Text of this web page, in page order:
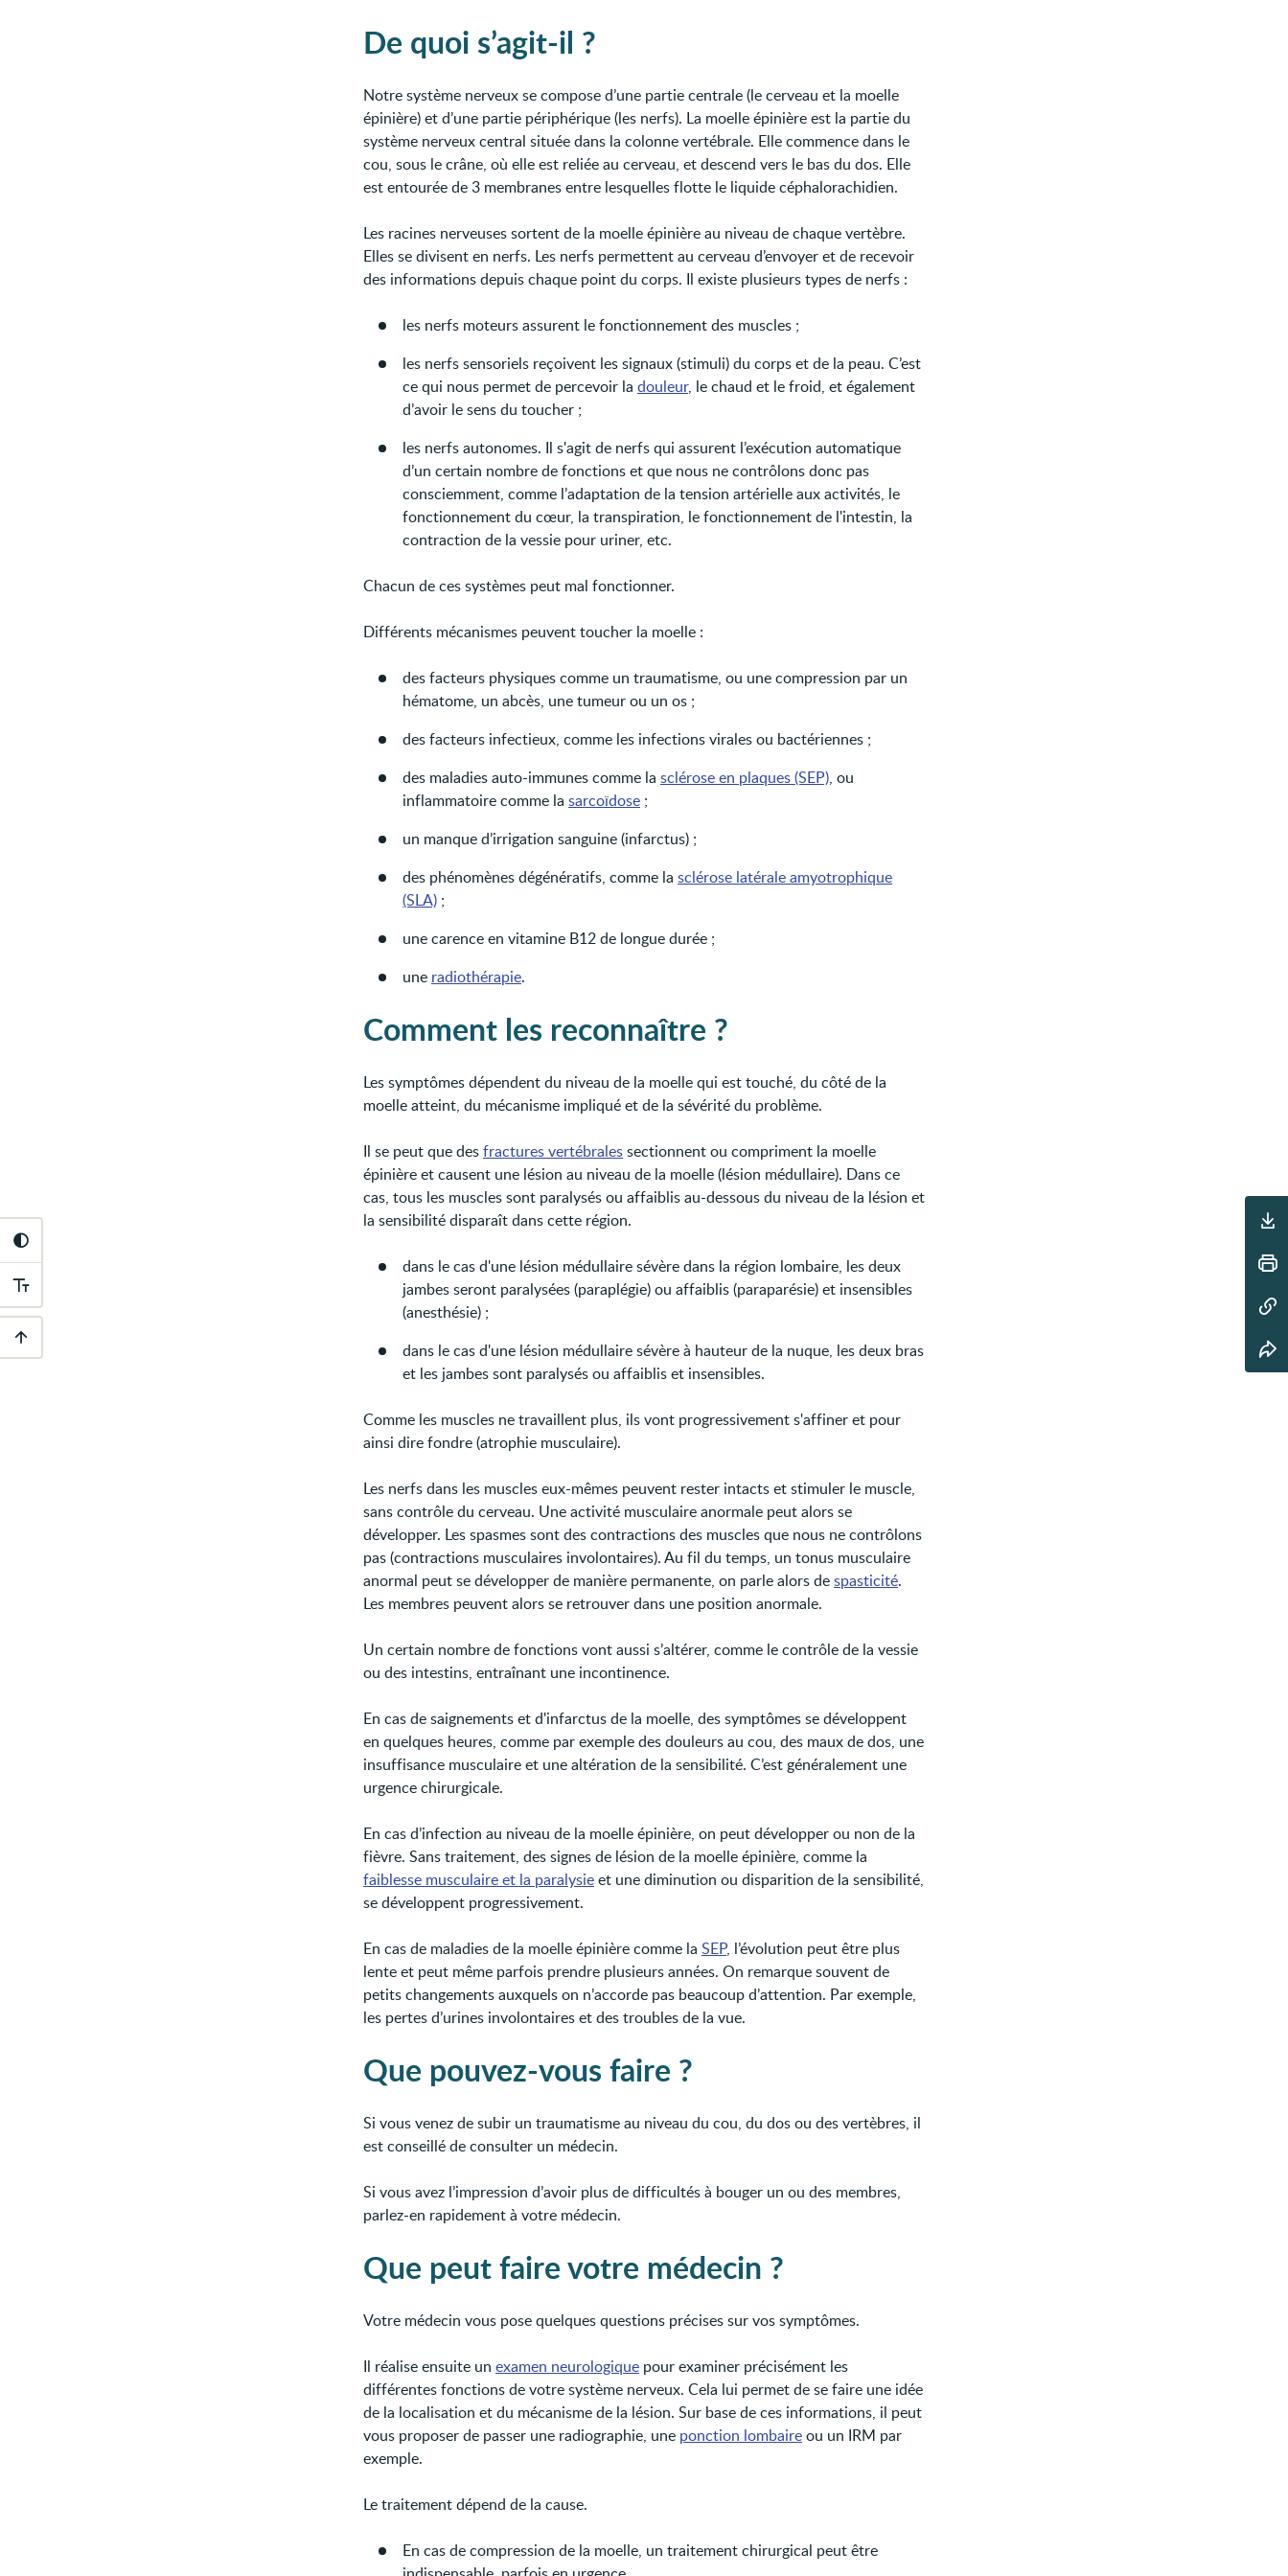
Outils
d'accessibilité
Descendre
Outils
De quoi s’agit-il ?
Notre système nerveux se compose d’une partie centrale (le cerveau et la moelle
épinière) et d’une partie périphérique (les nerfs). La moelle épinière est la partie du
système nerveux central située dans la colonne vertébrale. Elle commence dans le
cou, sous le crâne, où elle est reliée au cerveau, et descend vers le bas du dos. Elle
est entourée de 3 membranes entre lesquelles flotte le liquide céphalorachidien.
Les racines nerveuses sortent de la moelle épinière au niveau de chaque vertèbre.
Elles se divisent en nerfs. Les nerfs permettent au cerveau d’envoyer et de recevoir
des informations depuis chaque point du corps. Il existe plusieurs types de nerfs :
les nerfs moteurs assurent le fonctionnement des muscles ;
les nerfs sensoriels reçoivent les signaux (stimuli) du corps et de la peau. C’est
ce qui nous permet de percevoir la douleur, le chaud et le froid, et également
d’avoir le sens du toucher ;
les nerfs autonomes. Il s'agit de nerfs qui assurent l’exécution automatique
d’un certain nombre de fonctions et que nous ne contrôlons donc pas
consciemment, comme l’adaptation de la tension artérielle aux activités, le
fonctionnement du cœur, la transpiration, le fonctionnement de l'intestin, la
contraction de la vessie pour uriner, etc.
Chacun de ces systèmes peut mal fonctionner.
Différents mécanismes peuvent toucher la moelle :
des facteurs physiques comme un traumatisme, ou une compression par un
hématome, un abcès, une tumeur ou un os ;
des facteurs infectieux, comme les infections virales ou bactériennes ;
des maladies auto-immunes comme la sclérose en plaques (SEP), ou
inflammatoire comme la sarcoïdose ;
un manque d’irrigation sanguine (infarctus) ;
des phénomènes dégénératifs, comme la sclérose latérale amyotrophique
(SLA) ;
une carence en vitamine B12 de longue durée ;
une radiothérapie.
Comment les reconnaître ?
Les symptômes dépendent du niveau de la moelle qui est touché, du côté de la
moelle atteint, du mécanisme impliqué et de la sévérité du problème.
Il se peut que desfractures vertébralessectionnent ou compriment la moelle
épinière et causent une lésion au niveau de la moelle (lésion médullaire). Dans ce
cas, tous les muscles sont paralysés ou affaiblis au-dessous du niveau de la lésion et
la sensibilité disparaît dans cette région.
dans le cas d'une lésion médullaire sévère dans la région lombaire, les deux
jambes seront paralysées (paraplégie) ou affaiblis (paraparésie) et insensibles
(anesthésie) ;
dans le cas d'une lésion médullaire sévère à hauteur de la nuque, les deux bras
et les jambes sont paralysés ou affaiblis et insensibles.
Comme les muscles ne travaillent plus, ils vont progressivement s'affiner et pour
ainsi dire fondre (atrophie musculaire).
Les nerfs dans les muscles eux-mêmes peuvent rester intacts et stimuler le muscle,
sans contrôle du cerveau. Une activité musculaire anormale peut alors se
développer. Les spasmes sont des contractions des muscles que nous ne contrôlons
pas (contractions musculaires involontaires). Au fil du temps, un tonus musculaire
anormal peut se développer de manière permanente, on parle alors despasticité.
Les membres peuvent alors se retrouver dans une position anormale.
Un certain nombre de fonctions vont aussi s’altérer, comme le contrôle de la vessie
ou des intestins, entraînant une incontinence.
En cas de saignements et d'infarctus de la moelle, des symptômes se développent
en quelques heures, comme par exemple des douleurs au cou, des maux de dos, une
insuffisance musculaire et une altération de la sensibilité. C’est généralement une
urgence chirurgicale.
En cas d’infection au niveau de la moelle épinière, on peut développer ou non de la
fièvre. Sans traitement, des signes de lésion de la moelle épinière, comme la
faiblesse musculaire et la paralysieet une diminution ou disparition de la sensibilité,
se développent progressivement.
En cas de maladies de la moelle épinière comme la SEP, l’évolution peut être plus
lente et peut même parfois prendre plusieurs années. On remarque souvent de
petits changements auxquels on n’accorde pas beaucoup d’attention. Par exemple,
les pertes d’urines involontaires et des troubles de la vue.
Que pouvez-vous faire ?
Si vous venez de subir un traumatisme au niveau du cou, du dos ou des vertèbres, il
est conseillé de consulter un médecin.
Si vous avez l’impression d’avoir plus de difficultés à bouger un ou des membres,
parlez-en rapidement à votre médecin.
Que peut faire votre médecin ?
Votre médecin vous pose quelques questions précises sur vos symptômes.
Il réalise ensuite un examen neurologique pour examiner précisément les
différentes fonctions de votre système nerveux. Cela lui permet de se faire une idée
de la localisation et du mécanisme de la lésion. Sur base de ces informations, il peut
vous proposer de passer une radiographie, une ponction lombaireou un IRM par
exemple.
Le traitement dépend de la cause.
En cas de compression de la moelle, un traitement chirurgical peut être